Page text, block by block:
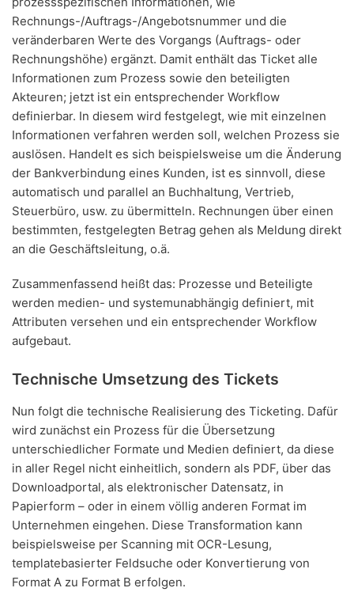
Rechnungs-/Auftrags-/Angebotsnummer und die
veränderbaren Werte des Vorgangs (Auftrags- oder
Rechnungshöhe) ergänzt. Damit enthält das Ticket alle
Informationen zum Prozess sowie den beteiligten
Akteuren; jetzt ist ein entsprechender Workflow
definierbar. In diesem wird festgelegt, wie mit einzelnen
Informationen verfahren werden soll, welchen Prozess sie
auslösen. Handelt es sich beispielsweise um die Änderung
der Bankverbindung eines Kunden, ist es sinnvoll, diese
automatisch und parallel an Buchhaltung, Vertrieb,
Steuerbüro, usw. zu übermitteln. Rechnungen über einen
bestimmten, festgelegten Betrag gehen als Meldung direkt
an die Geschäftsleitung, o.ä.
Zusammenfassend heißt das: Prozesse und Beteiligte
werden medien- und systemunabhängig definiert, mit
Attributen versehen und ein entsprechender Workflow
aufgebaut.
Technische Umsetzung des Tickets
Nun folgt die technische Realisierung des Ticketing. Dafür
wird zunächst ein Prozess für die Übersetzung
unterschiedlicher Formate und Medien definiert, da diese
in aller Regel nicht einheitlich, sondern als PDF, über das
Downloadportal, als elektronischer Datensatz, in
Papierform – oder in einem völlig anderen Format im
Unternehmen eingehen. Diese Transformation kann
beispielsweise per Scanning mit OCR-Lesung,
templatebasierter Feldsuche oder Konvertierung von
Format A zu Format B erfolgen.